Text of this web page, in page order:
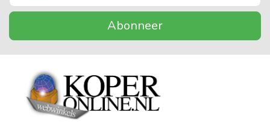
Abonneer